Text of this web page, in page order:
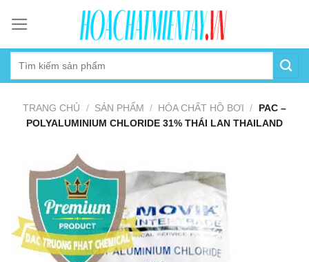
content
TRANG CHỦ / SẢN PHẨM / HÓA CHẤT HỒ BƠI /
PAC –
POLYALUMINIUM CHLORIDE 31% THÁI LAN THAILAND